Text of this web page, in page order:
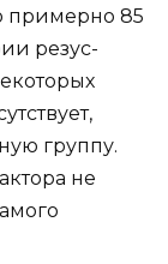
примерно 85
резус-
группу.
не